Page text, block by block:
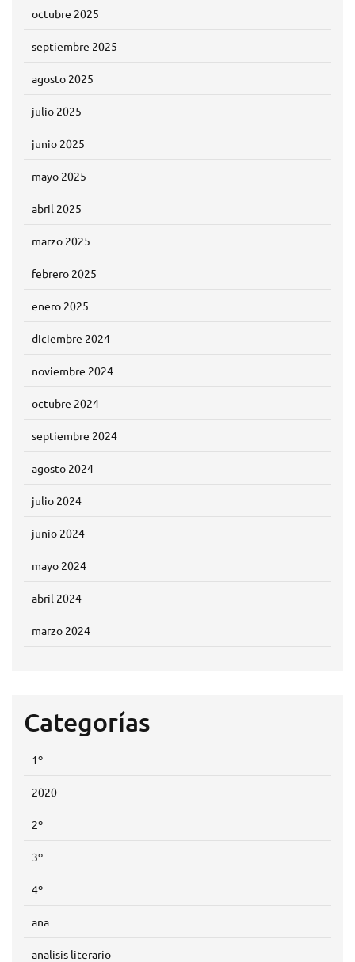
octubre 2025
septiembre 2025
agosto 2025
julio 2025
junio 2025
mayo 2025
abril 2025
marzo 2025
febrero 2025
enero 2025
diciembre 2024
noviembre 2024
octubre 2024
septiembre 2024
agosto 2024
julio 2024
junio 2024
mayo 2024
abril 2024
marzo 2024
Categorías
1º
2020
2º
3º
4º
ana
analisis literario